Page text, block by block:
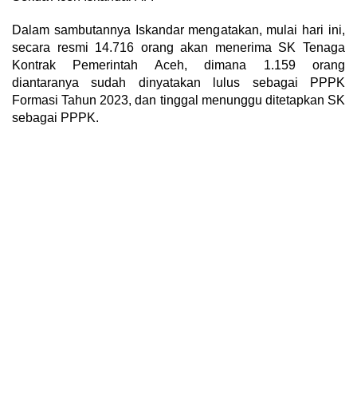
Dalam sambutannya Iskandar mengatakan, mulai hari ini,
secara resmi 14.716 orang akan menerima SK Tenaga
Kontrak Pemerintah Aceh, dimana 1.159 orang
diantaranya sudah dinyatakan lulus sebagai PPPK
Formasi Tahun 2023, dan tinggal menunggu ditetapkan SK
sebagai PPPK.